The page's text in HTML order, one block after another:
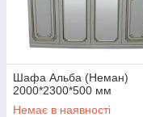
Шафа Альба (Неман)
2000*2300*500 мм
Немає в наявності